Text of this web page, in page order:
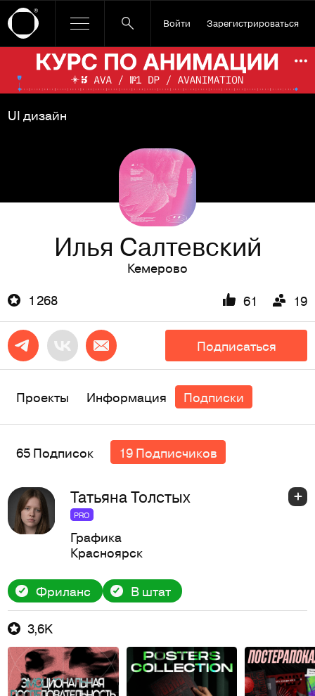
Войти Зарегистрироваться
Ссылка баннера
UI дизайн
Илья Салтевский
Кемерово
1 268
61 19
Подписаться
Проекты Информация Подписки
65 Подписок 19 Подписчиков
Татьяна Толстых
PRO
Графика
Красноярск
Фриланс В штат
3,6K